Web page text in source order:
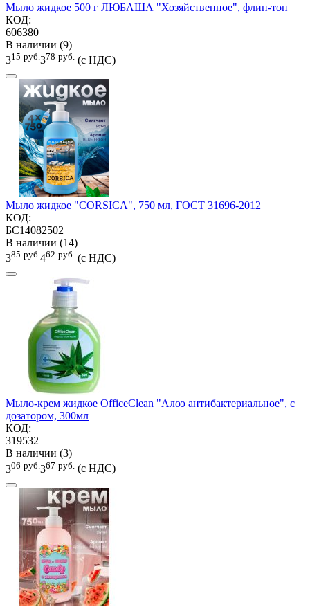
Мыло жидкое 500 г ЛЮБАША "Хозяйственное", флип-топ
КОД:
606380
В наличии (9)
315 руб. 378 руб. (с НДС)
Мыло жидкое "CORSICA", 750 мл, ГОСТ 31696-2012
КОД:
БС14082502
В наличии (14)
385 руб. 462 руб. (с НДС)
Мыло-крем жидкое OfficeClean "Алоэ антибактериальное", с
дозатором, 300мл
КОД:
319532
В наличии (3)
306 руб. 367 руб. (с НДС)